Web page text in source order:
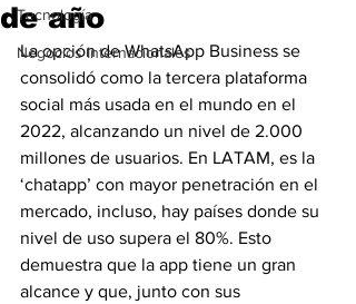
Tecnología
Negocios Internacionales
de año
La opción de WhatsApp Business se
consolidó como la tercera plataforma
social más usada en el mundo en el
2022, alcanzando un nivel de 2.000
millones de usuarios. En LATAM, es la
‘chatapp’ con mayor penetración en el
mercado, incluso, hay países donde su
nivel de uso supera el 80%. Esto
demuestra que la app tiene un gran
alcance y que, junto con sus